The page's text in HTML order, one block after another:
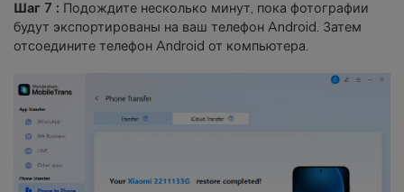
Шаг 7 : Подождите несколько минут, пока фотографии
будут экспортированы на ваш телефон Android. Затем
отсоедините телефон Android от компьютера.